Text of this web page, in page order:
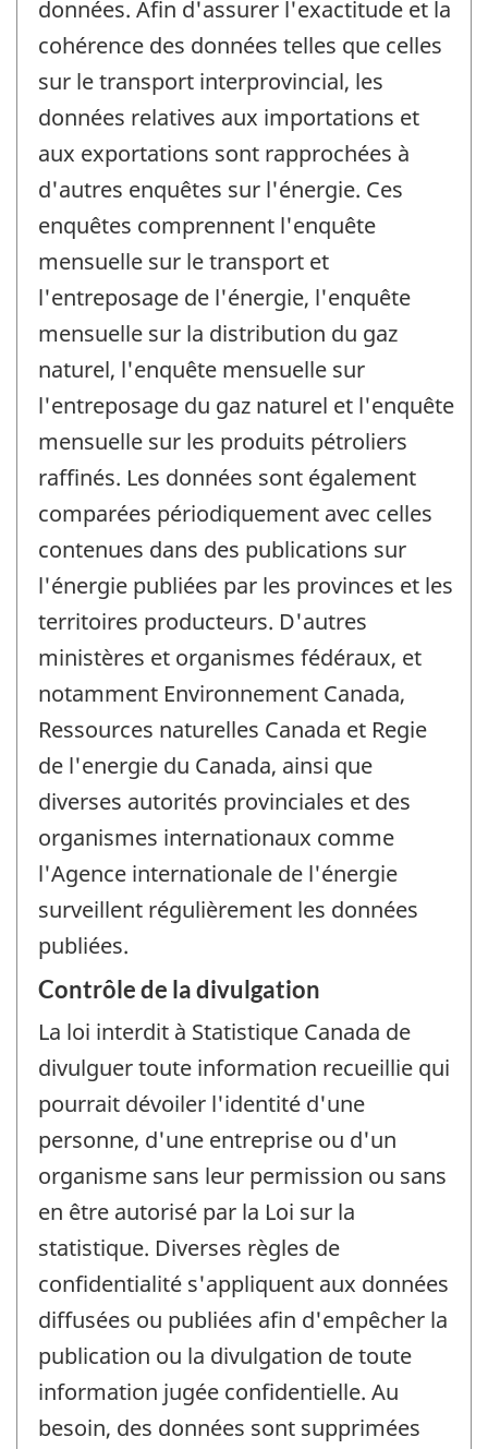
données. Afin d'assurer l'exactitude et la
cohérence des données telles que celles
sur le transport interprovincial, les
données relatives aux importations et
aux exportations sont rapprochées à
d'autres enquêtes sur l'énergie. Ces
enquêtes comprennent l'enquête
mensuelle sur le transport et
l'entreposage de l'énergie, l'enquête
mensuelle sur la distribution du gaz
naturel, l'enquête mensuelle sur
l'entreposage du gaz naturel et l'enquête
mensuelle sur les produits pétroliers
raffinés. Les données sont également
comparées périodiquement avec celles
contenues dans des publications sur
l'énergie publiées par les provinces et les
territoires producteurs. D'autres
ministères et organismes fédéraux, et
notamment Environnement Canada,
Ressources naturelles Canada et Regie
de l'energie du Canada, ainsi que
diverses autorités provinciales et des
organismes internationaux comme
l'Agence internationale de l'énergie
surveillent régulièrement les données
publiées.
Contrôle de la divulgation
La loi interdit à Statistique Canada de
divulguer toute information recueillie qui
pourrait dévoiler l'identité d'une
personne, d'une entreprise ou d'un
organisme sans leur permission ou sans
en être autorisé par la Loi sur la
statistique. Diverses règles de
confidentialité s'appliquent aux données
diffusées ou publiées afin d'empêcher la
publication ou la divulgation de toute
information jugée confidentielle. Au
besoin, des données sont supprimées